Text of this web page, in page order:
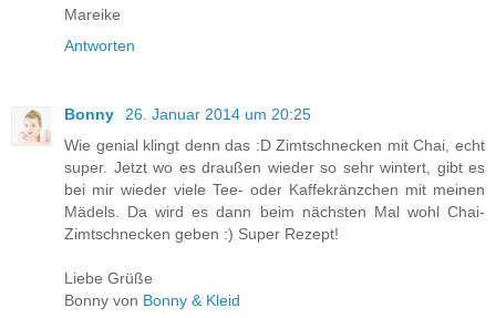
Mareike
Antworten
Bonny
26. Januar 2014 um 20:25
Wie genial klingt denn das :D Zimtschnecken mit Chai, echt
super. Jetzt wo es draußen wieder so sehr wintert, gibt es
bei mir wieder viele Tee- oder Kaffekränzchen mit meinen
Mädels. Da wird es dann beim nächsten Mal wohl Chai-
Zimtschnecken geben :) Super Rezept!
Liebe Grüße
Bonny von Bonny & Kleid